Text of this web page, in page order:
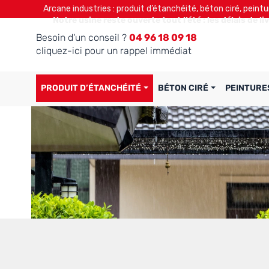
Arcane industries : produit d’étanchéité, béton ciré,
Notre usine reste ouverte tout l’été : les délais de
Besoin d'un conseil ? 04 96 18 09 18
cliquez-ici pour un rappel immédiat
PRODUIT D’ÉTANCHÉITÉ BÉTON CIRÉ